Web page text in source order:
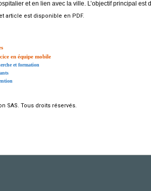
et en lien avec la ville. L’objectif principal est
article est disponible en PDF.
en équipe mobile
et formation
SAS. Tous droits réservés.